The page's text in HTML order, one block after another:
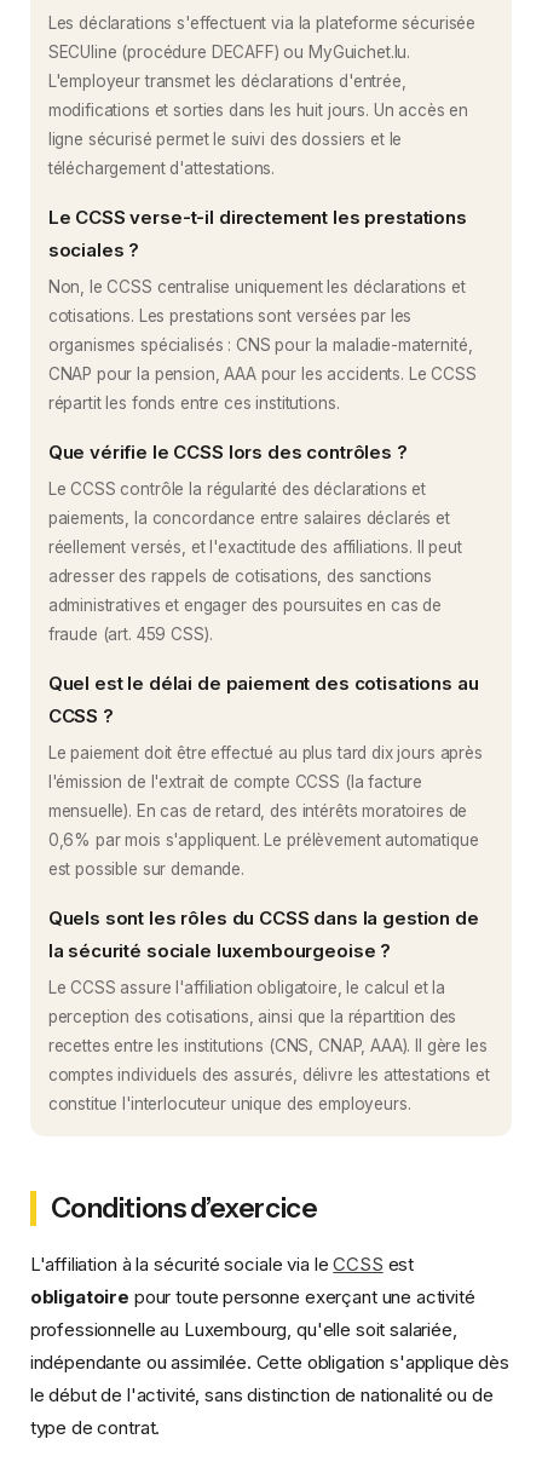
Les déclarations s'effectuent via la plateforme sécurisée
SECUline (procédure DECAFF) ou MyGuichet.lu.
L'employeur transmet les déclarations d'entrée,
modifications et sorties dans les huit jours. Un accès en
ligne sécurisé permet le suivi des dossiers et le
téléchargement d'attestations.
Le CCSS verse-t-il directement les prestations
sociales ?
Non, le CCSS centralise uniquement les déclarations et
cotisations. Les prestations sont versées par les
organismes spécialisés : CNS pour la maladie-maternité,
CNAP pour la pension, AAA pour les accidents. Le CCSS
répartit les fonds entre ces institutions.
Que vérifie le CCSS lors des contrôles ?
Le CCSS contrôle la régularité des déclarations et
paiements, la concordance entre salaires déclarés et
réellement versés, et l'exactitude des affiliations. Il peut
adresser des rappels de cotisations, des sanctions
administratives et engager des poursuites en cas de
fraude (art. 459 CSS).
Quel est le délai de paiement des cotisations au
CCSS ?
Le paiement doit être effectué au plus tard dix jours après
l'émission de l'extrait de compte CCSS (la facture
mensuelle). En cas de retard, des intérêts moratoires de
0,6% par mois s'appliquent. Le prélèvement automatique
est possible sur demande.
Quels sont les rôles du CCSS dans la gestion de
la sécurité sociale luxembourgeoise ?
Le CCSS assure l'affiliation obligatoire, le calcul et la
perception des cotisations, ainsi que la répartition des
recettes entre les institutions (CNS, CNAP, AAA). Il gère les
comptes individuels des assurés, délivre les attestations et
constitue l'interlocuteur unique des employeurs.
Conditions d’exercice
L'affiliation à la sécurité sociale via leCCSS est
obligatoire pour toute personne exerçant une activité
professionnelle au Luxembourg, qu'elle soit salariée,
indépendante ou assimilée. Cette obligation s'applique dès
le début de l'activité, sans distinction de nationalité ou de
type de contrat.